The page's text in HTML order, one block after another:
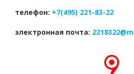
телефон: +7(495) 221-83-22
электронная почта: